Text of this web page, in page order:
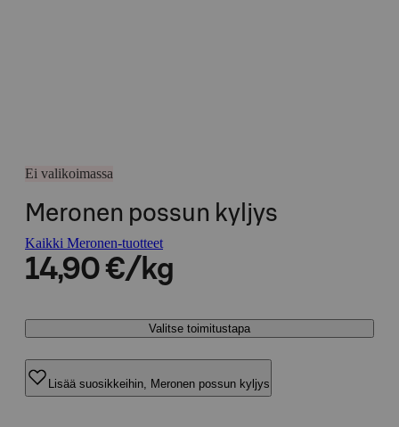
Ei valikoimassa
Meronen possun kyljys
Kaikki Meronen-tuotteet
14,90 €/kg
Valitse toimitustapa
Lisää suosikkeihin, Meronen possun kyljys